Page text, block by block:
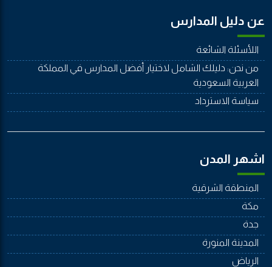
عن دليل المدارس
اللأسئلة الشائعة
من نحن: دليلك الشامل لاختيار أفضل المدارس في المملكة
العربية السعودية
سياسة الاسترداد
اشهر المدن
المنطقة الشرقية
مكة
جدة
المدينة المنورة
الرياض